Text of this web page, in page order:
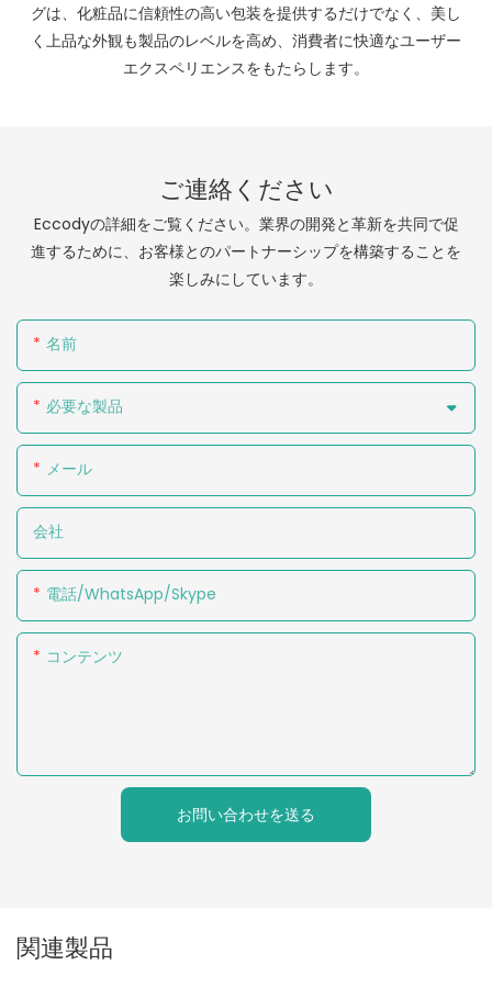
グは、化粧品に信頼性の高い包装を提供するだけでなく、美し
く上品な外観も製品のレベルを高め、消費者に快適なユーザー
エクスペリエンスをもたらします。
ご連絡ください
Eccodyの詳細をご覧ください。業界の開発と革新を共同で促
進するために、お客様とのパートナーシップを構築することを
楽しみにしています。
名前
必要な製品
メール
会社
電話/WhatsApp/Skype
コンテンツ
お問い合わせを送る
関連製品